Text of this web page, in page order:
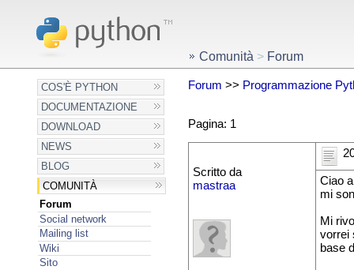
COS'È PYTHON
DOCUMENTAZIONE
DOWNLOAD
NEWS
BLOG
COMUNITÀ
Forum
Social network
Mailing list
Wiki
Sito
Comunità > Forum
Forum >> Programmazione
Pagina: 1
Scritto da
mastraa
Ciao
mi
Mi
vorrei
base